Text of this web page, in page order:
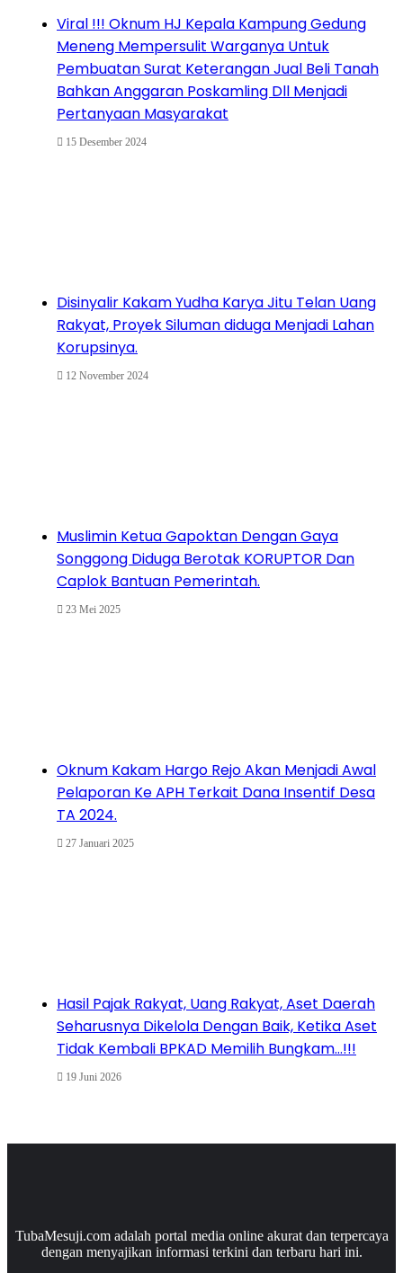
Viral !!! Oknum HJ Kepala Kampung Gedung
Meneng Mempersulit Warganya Untuk
Pembuatan Surat Keterangan Jual Beli Tanah
Bahkan Anggaran Poskamling Dll Menjadi
Pertanyaan Masyarakat
15 Desember 2024
Disinyalir Kakam Yudha Karya Jitu Telan Uang
Rakyat, Proyek Siluman diduga Menjadi Lahan
Korupsinya.
12 November 2024
Muslimin Ketua Gapoktan Dengan Gaya
Songgong Diduga Berotak KORUPTOR Dan
Caplok Bantuan Pemerintah.
23 Mei 2025
Oknum Kakam Hargo Rejo Akan Menjadi Awal
Pelaporan Ke APH Terkait Dana Insentif Desa
TA 2024.
27 Januari 2025
Hasil Pajak Rakyat, Uang Rakyat, Aset Daerah
Seharusnya Dikelola Dengan Baik, Ketika Aset
Tidak Kembali BPKAD Memilih Bungkam…!!!
19 Juni 2026
TubaMesuji.com adalah portal media online akurat dan terpercaya
dengan menyajikan informasi terkini dan terbaru hari ini.